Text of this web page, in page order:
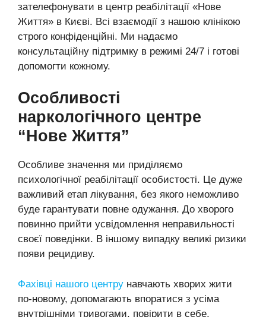
зателефонувати в центр реабілітації «Нове
Життя» в Києві. Всі взаємодії з нашою клінікою
строго конфіденційні. Ми надаємо
консультаційну підтримку в режимі 24/7 і готові
допомогти кожному.
Особливості
наркологічного центре
“Нове Життя”
Особливе значення ми приділяємо
психологічної реабілітації особистості. Це дуже
важливий етап лікування, без якого неможливо
буде гарантувати повне одужання. До хворого
повинно прийти усвідомлення неправильності
своєї поведінки. В іншому випадку великі ризики
появи рецидиву.
Фахівці нашого центру навчають хворих жити
по-новому, допомагають впоратися з усіма
внутрішніми тривогами, повірити в себе,